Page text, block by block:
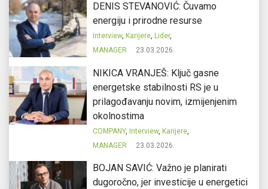
DENIS STEVANOVIĆ: Čuvamo
energiju i prirodne resurse
Interview, Karijere, Lider,
MANAGER
23.03.2026.
NIKICA VRANJEŠ: Ključ gasne
energetske stabilnosti RS je u
prilagođavanju novim, izmijenjenim
okolnostima
COMPANY, Interview, Karijere,
MANAGER
23.03.2026.
BOJAN SAVIĆ: Važno je planirati
dugoročno, jer investicije u energetici